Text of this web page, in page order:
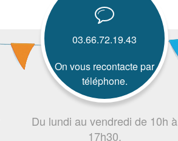
03.66.72.19.43
On vous recontacte par
téléphone.
Du lundi au vendredi de 10h à
17h30.